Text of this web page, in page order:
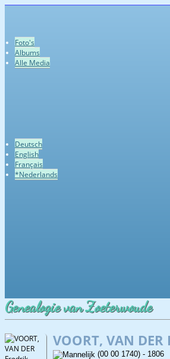
Foto's
Albums
Alle Media
Deutsch
English
Français
*Nederlands
Genealogie van Zoeterwoude
VOORT, VAN
(00 00 1740) - 1806